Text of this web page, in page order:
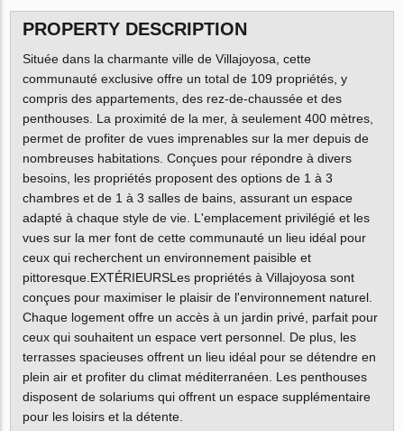
PROPERTY DESCRIPTION
Située dans la charmante ville de Villajoyosa, cette
communauté exclusive offre un total de 109 propriétés, y
compris des appartements, des rez-de-chaussée et des
penthouses. La proximité de la mer, à seulement 400 mètres,
permet de profiter de vues imprenables sur la mer depuis de
nombreuses habitations. Conçues pour répondre à divers
besoins, les propriétés proposent des options de 1 à 3
chambres et de 1 à 3 salles de bains, assurant un espace
adapté à chaque style de vie. L'emplacement privilégié et les
vues sur la mer font de cette communauté un lieu idéal pour
ceux qui recherchent un environnement paisible et
pittoresque.EXTÉRIEURSLes propriétés à Villajoyosa sont
conçues pour maximiser le plaisir de l'environnement naturel.
Chaque logement offre un accès à un jardin privé, parfait pour
ceux qui souhaitent un espace vert personnel. De plus, les
terrasses spacieuses offrent un lieu idéal pour se détendre en
plein air et profiter du climat méditerranéen. Les penthouses
disposent de solariums qui offrent un espace supplémentaire
pour les loisirs et la détente.